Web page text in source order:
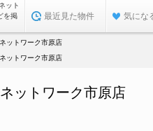
ット
を掲
最近見た物件 気にな
ットワーク市原店
ットワーク市原店
ットワーク市原店